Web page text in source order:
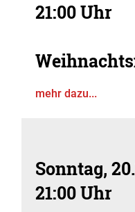
21:00 Uhr
mehr dazu...
Sonntag,
21:00 Uhr